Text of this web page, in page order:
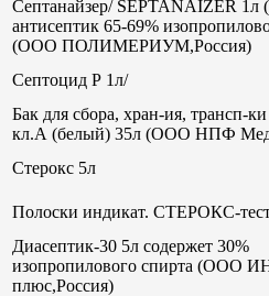
Септанайзер/ SEPTANAIZER 1л
антисептик 65-69%
(ООО ПОЛИМЕРИУМ,Россия)
Септоцид Р 1л/
Бак для сбора, хран-ия, трансп-
кл.А (белый) 35л (ООО НПФ
Стерокс 5л
Полоски индикат. СТЕРОКС-
Диасептик-30 5л содержет 30%
изопропилового спирта (ООО
плюс,Россия)